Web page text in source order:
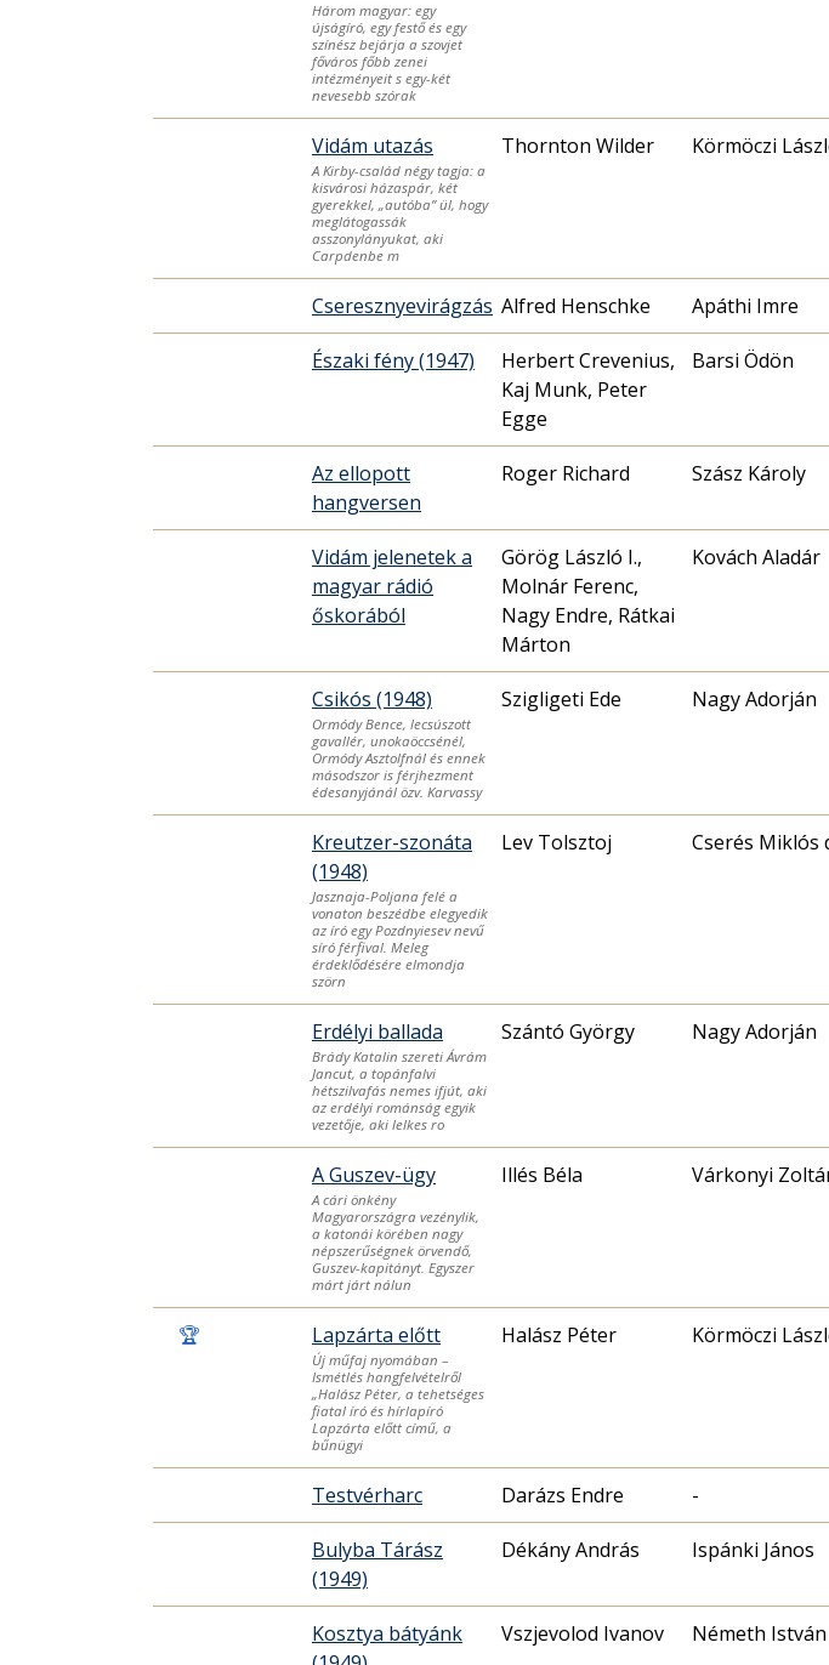
Három magyar: egy
újságíró, egy festő és egy
színész bejárja a szovjet
főváros főbb zenei
intézményeit s egy-két
nevesebb szórak
Vidám utazás
A Kirby-család négy tagja: a
kisvárosi házaspár, két
gyerekkel, „autóba” ül, hogy
meglátogassák
asszonylányukat, aki
Carpdenbe m
Thornton Wilder Körmöczi
Cseresznyevirágzás Alfred Henschke Apáthi Imre
Északi fény (1947)
Herbert Crevenius,
Kaj Munk, Peter
Egge
Barsi Ödön
Az ellopott
hangversen
Roger Richard Szász Károly
Vidám jelenetek a
magyar rádió
őskorából
Görög László I.,
Molnár Ferenc,
Nagy Endre, Rátkai
Márton
Kovách Aladár
Csikós (1948)
Ormódy Bence, lecsúszott
gavallér, unokaöccsénél,
Ormódy Asztolfnál és ennek
másodszor is férjhezment
édesanyjánál özv. Karvassy
Szigligeti Ede Nagy Adorján
Kreutzer-szonáta
(1948)
Jasznaja-Poljana felé a
vonaton beszédbe elegyedik
az író egy Pozdnyiesev nevű
síró férfival. Meleg
érdeklődésére elmondja
szörn
Lev Tolsztoj Cserés Miklós
Erdélyi ballada
Brády Katalin szereti Ávrám
Jancut, a topánfalvi
hétszilvafás nemes ifjút, aki
az erdélyi románság egyik
vezetője, aki lelkes ro
Szántó György Nagy Adorján
A Guszev-ügy
A cári önkény
Magyarországra vezénylik,
a katonái körében nagy
népszerűségnek örvendő,
Guszev-kapitányt. Egyszer
márt járt nálun
Illés Béla Várkonyi
🏆 Lapzárta előtt
Új műfaj nyomában –
Ismétlés hangfelvételről
„Halász Péter, a tehetséges
fiatal író és hírlapíró
Lapzárta előtt című, a
bűnügyi
Halász Péter Körmöczi
Testvérharc Darázs Endre -
Bulyba Tárász
(1949)
Dékány András Ispánki János
Kosztya bátyánk
Vszjevolod Ivanov Németh István